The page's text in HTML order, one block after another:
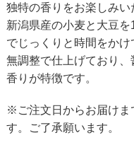
独特の香りをお楽しみい
新潟県産の小麦と大豆
でじっくりと時間をかけ
無調整で仕上げており
香りが特徴です。
※ご注文日からお届けま
す。ご了承願います。